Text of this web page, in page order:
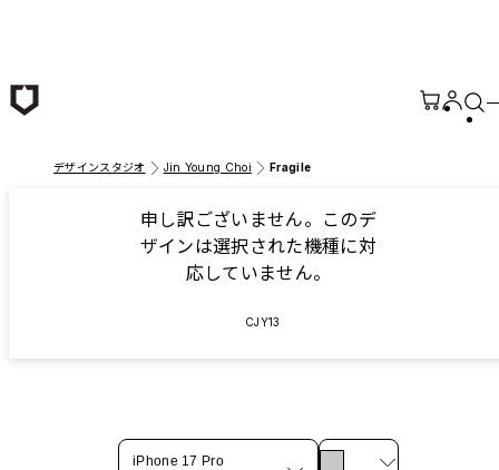
デザインスタジオ Jin Young Choi Fragile
申し訳ございません。このデ
ザインは選択された機種に対
応していません。
CJY13
iPhone 17 Pro